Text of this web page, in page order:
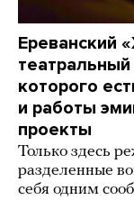
Ереванский
которого
и работы
проекты
Только здесь
разделенные
себя одним